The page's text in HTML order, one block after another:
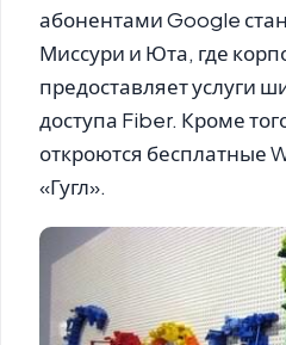
абонентами Google
Миссури и Юта, где
предоставляет услуги
доступа Fiber. Кроме
откроются бесплатные
«Гугл».